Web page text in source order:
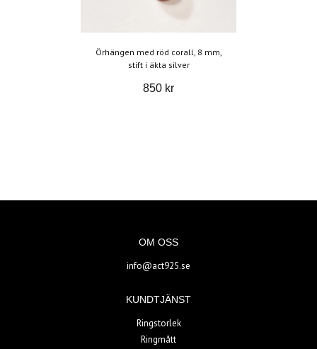
Örhängen med röd corall, 8 mm,
stift i äkta silver
850 kr
OM OSS
info@act925.se
KUNDTJÄNST
Ringstorlek
Ringmått